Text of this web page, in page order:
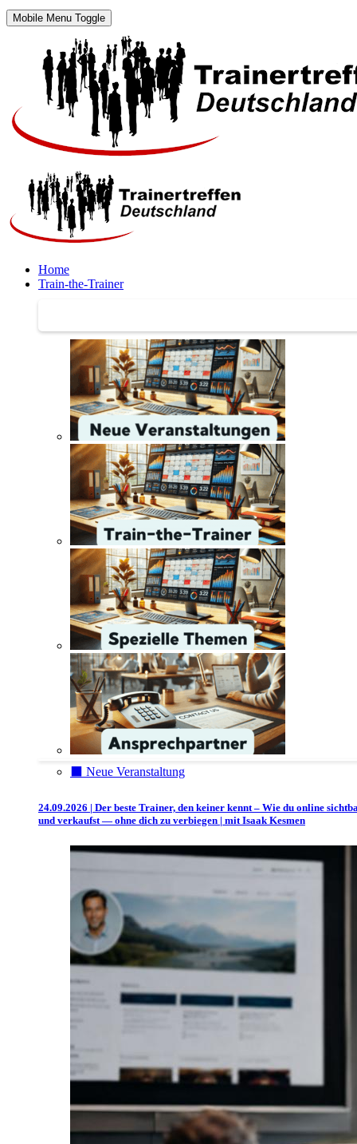
Mobile Menu Toggle
Home
Train-the-Trainer
⬛️ Neue Veranstaltung
24.09.2026 | Der beste Trainer, den keiner kennt – Wie du online
und verkaufst — ohne dich zu verbiegen | mit Isaak Kesmen